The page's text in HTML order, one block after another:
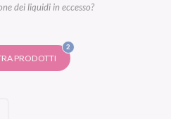
dei liquidi in eccesso?
PRODOTTI
2FILTRI
SELEZIONATI